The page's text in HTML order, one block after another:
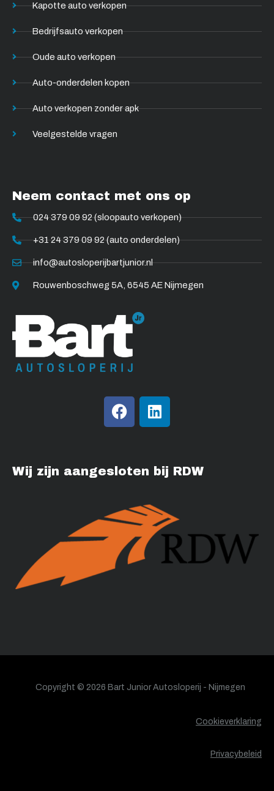
Kapotte auto verkopen
Bedrijfsauto verkopen
Oude auto verkopen
Auto-onderdelen kopen
Auto verkopen zonder apk
Veelgestelde vragen
Neem contact met ons op
024 379 09 92 (sloopauto verkopen)
+31 24 379 09 92 (auto onderdelen)
info@autosloperijbartjunior.nl
Rouwenboschweg 5A, 6545 AE Nijmegen
F
a
b
o
k
L
i
e
d
n
Wij zijn aangesloten bij RDW
Copyright © 2026 Bart Junior Autosloperij - Nijmegen
Cookieverklaring
Privacybeleid